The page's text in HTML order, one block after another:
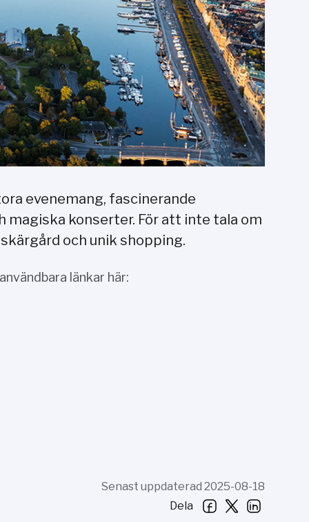
evenemang, fascinerande
magiska konserter. För att inte tala om
och unik shopping.
länkar här:
Senast uppdaterad 2025-08-18
Dela